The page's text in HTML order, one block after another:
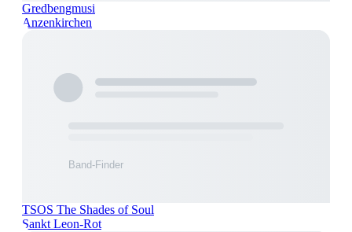
Gredbengmusi
Anzenkirchen
TSOS The Shades of Soul
Sankt Leon-Rot